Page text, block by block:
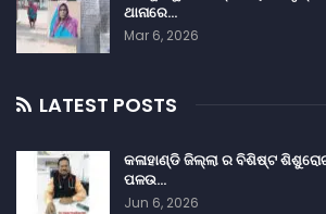
ଥାନାରେ…
Mar 6, 2026
LATEST POSTS
କଳାହାଣ୍ଡି ଜିଲ୍ଲା ର ବିଶିଷ୍ଟ
ପଳଉ…
Jun 6, 2026